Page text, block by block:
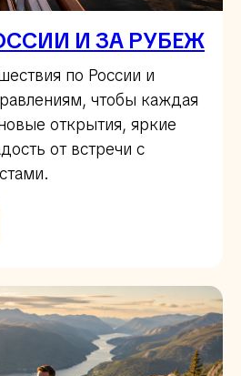
И ЗА РУБЕЖ
по России и
чтобы каждая
открытия, яркие
от встречи с